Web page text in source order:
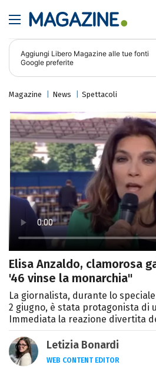
Aggiungi Libero Magazine alle tue fonti
Google preferite
Magazine News Spettacoli
Elisa Anzaldo, clamorosa
'46 vinse la monarchia"
La giornalista, durante lo
2 giugno, è stata protagonista di
Immediata la reazione divertita
Letizia Bonardi
WEB CONTENT EDITOR